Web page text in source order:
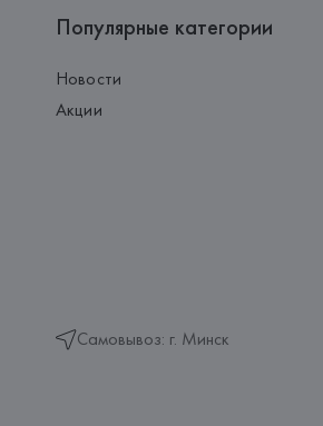
Популярные категории
Новости
Акции
Самовывоз: г. Минск